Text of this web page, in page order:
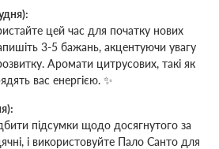
цей час для початку нових
3-5 бажань, акцентуючи увагу
Аромати цитрусових, такі як
вас енергією. ✨
підсумки щодо досягнутого за
і використовуйте Пало Санто для